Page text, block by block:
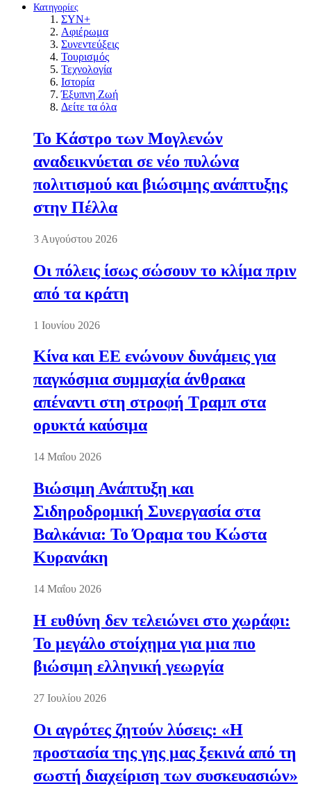
Κατηγορίες
ΣΥΝ+
Αφιέρωμα
Συνεντεύξεις
Τουρισμός
Τεχνολογία
Ιστορία
Έξυπνη Ζωή
Δείτε τα όλα
Το Κάστρο των Μογλενών
αναδεικνύεται σε νέο πυλώνα
πολιτισμού και βιώσιμης ανάπτυξης
στην Πέλλα
3 Αυγούστου 2026
Οι πόλεις ίσως σώσουν το κλίμα πριν
από τα κράτη
1 Ιουνίου 2026
Κίνα και ΕΕ ενώνουν δυνάμεις για
παγκόσμια συμμαχία άνθρακα
απέναντι στη στροφή Τραμπ στα
ορυκτά καύσιμα
14 Μαΐου 2026
Βιώσιμη Ανάπτυξη και
Σιδηροδρομική Συνεργασία στα
Βαλκάνια: Το Όραμα του Κώστα
Κυρανάκη
14 Μαΐου 2026
Η ευθύνη δεν τελειώνει στο χωράφι:
Το μεγάλο στοίχημα για μια πιο
βιώσιμη ελληνική γεωργία
27 Ιουλίου 2026
Οι αγρότες ζητούν λύσεις: «Η
προστασία της γης μας ξεκινά από τη
σωστή διαχείριση των συσκευασιών»